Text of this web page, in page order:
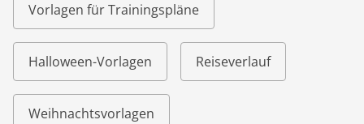
Vorlagen für Trainingspläne
Halloween-Vorlagen Reiseverlauf
Weihnachtsvorlagen